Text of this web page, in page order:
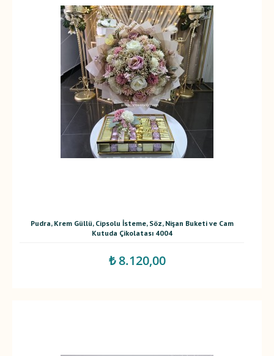
Pudra, Krem Güllü, Cipsolu İsteme, Söz, Nişan Buketi ve Cam
Kutuda Çikolatası 4004
₺ 8.120,00